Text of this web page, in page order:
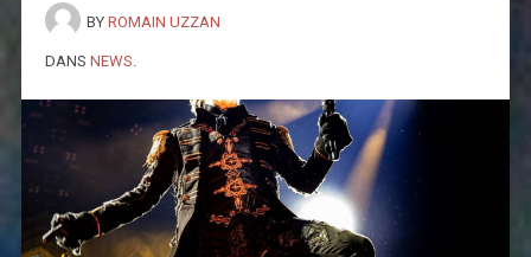
BY ROMAIN UZZAN
DANS NEWS